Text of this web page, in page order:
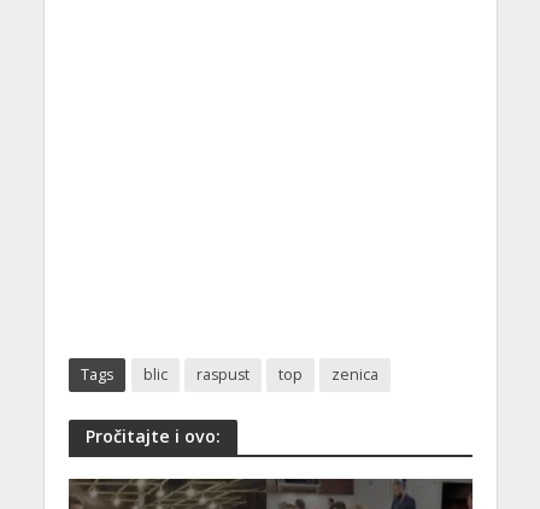
Tags blic raspust top zenica
Pročitajte i ovo: